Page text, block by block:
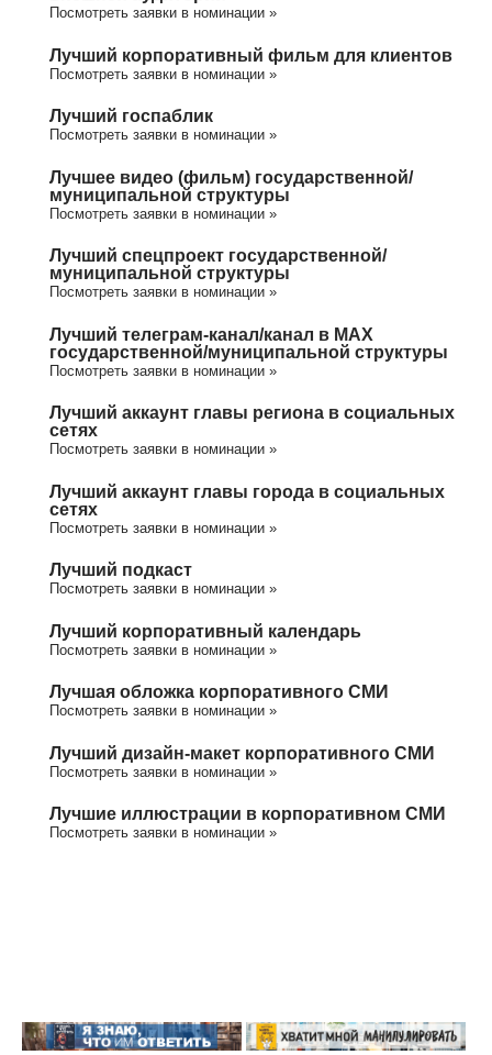
Посмотреть заявки в номинации »
Лучший корпоративный фильм для клиентов
Посмотреть заявки в номинации »
Лучший госпаблик
Посмотреть заявки в номинации »
Лучшее видео (фильм) государственной/
муниципальной структуры
Посмотреть заявки в номинации »
Лучший спецпроект государственной/
муниципальной структуры
Посмотреть заявки в номинации »
Лучший телеграм-канал/канал в МАХ
государственной/муниципальной структуры
Посмотреть заявки в номинации »
Лучший аккаунт главы региона в социальных
сетях
Посмотреть заявки в номинации »
Лучший аккаунт главы города в социальных
сетях
Посмотреть заявки в номинации »
Лучший подкаст
Посмотреть заявки в номинации »
Лучший корпоративный календарь
Посмотреть заявки в номинации »
Лучшая обложка корпоративного СМИ
Посмотреть заявки в номинации »
Лучший дизайн-макет корпоративного СМИ
Посмотреть заявки в номинации »
Лучшие иллюстрации в корпоративном СМИ
Посмотреть заявки в номинации »